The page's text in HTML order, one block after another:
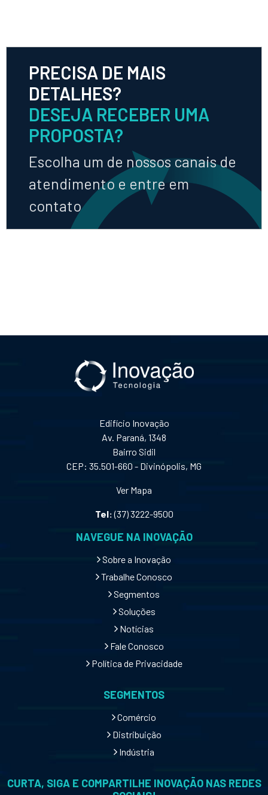
PRECISA DE MAIS
DETALHES?
DESEJA RECEBER UMA
PROPOSTA?
Escolha um de nossos canais de
atendimento e entre em
contato
Edifício Inovação
Av. Paraná, 1348
Bairro Sidil
CEP: 35.501-660 - Divinópolis, MG
Ver Mapa
Tel:(37) 3222-9500
NAVEGUE NA INOVAÇÃO
Sobre a Inovação
Trabalhe Conosco
Segmentos
Soluções
Notícias
Fale Conosco
Política de Privacidade
SEGMENTOS
Comércio
Distribuição
Indústria
CURTA, SIGA E COMPARTILHE INOVAÇÃO NAS REDES